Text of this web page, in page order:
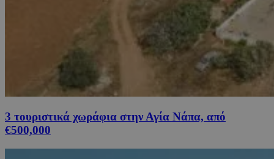
3 τουριστικά χωράφια στην Αγία Νάπα, από
€500,000